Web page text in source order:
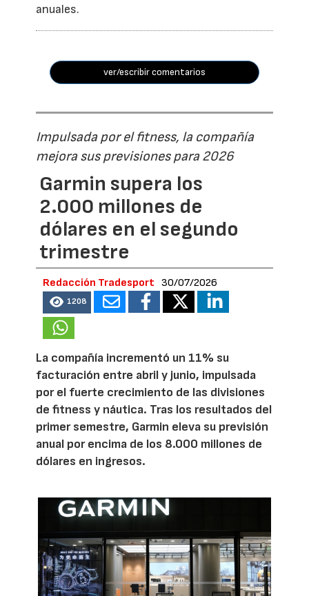
anuales.
ver/escribir comentarios
Impulsada por el fitness, la compañía
mejora sus previsiones para 2026
Garmin supera los
2.000 millones de
dólares en el segundo
trimestre
Redacción Tradesport 30/07/2026
1208
La compañía incrementó un 11% su
facturación entre abril y junio, impulsada
por el fuerte crecimiento de las divisiones
de fitness y náutica. Tras los resultados del
primer semestre, Garmin eleva su previsión
anual por encima de los 8.000 millones de
dólares en ingresos.